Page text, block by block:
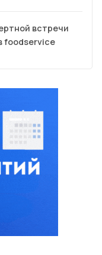
встречи
foodservice